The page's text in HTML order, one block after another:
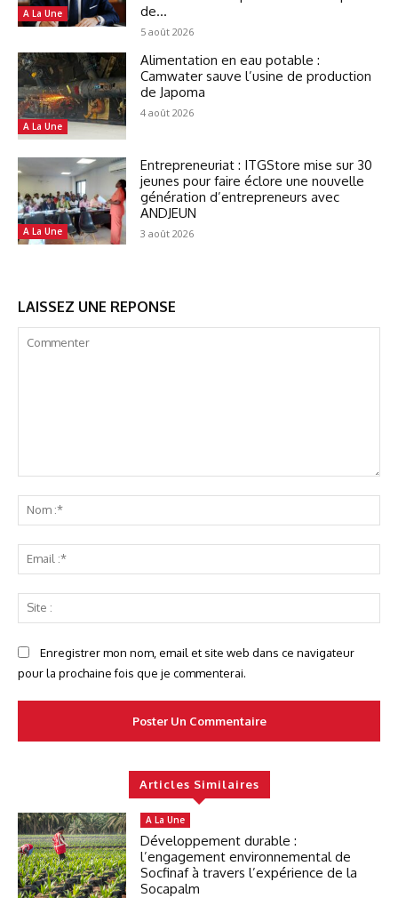
A La Une
de...
5 août 2026
A La Une
Alimentation en eau potable :
Camwater sauve l’usine de production
de Japoma
4 août 2026
A La Une
Entrepreneuriat : ITGStore mise sur 30
jeunes pour faire éclore une nouvelle
génération d’entrepreneurs avec
ANDJEUN
3 août 2026
LAISSEZ UNE REPONSE
:*
:*
:
Enregistrer mon nom, email et site web dans ce navigateur
pour la prochaine fois que je commenterai.
Articles Similaires
A La Une
Développement durable :
l’engagement environnemental de
Socfinaf à travers l’expérience de la
Socapalm